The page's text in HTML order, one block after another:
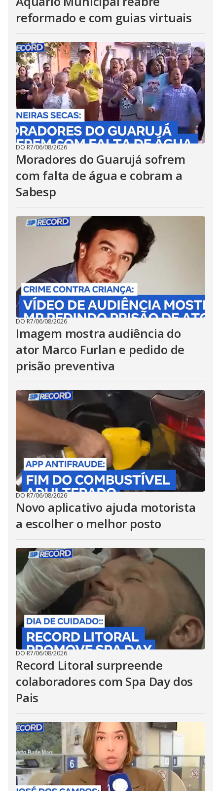
reformado e com guias virtuais
DO R7/06/08/2026
Moradores do Guarujá sofrem
com falta de água e cobram a
Sabesp
DO R7/06/08/2026
Imagem mostra audiência do
ator Marco Furlan e pedido de
prisão preventiva
DO R7/06/08/2026
Novo aplicativo ajuda motorista
a escolher o melhor posto
DO R7/06/08/2026
Record Litoral surpreende
colaboradores com Spa Day dos
Pais